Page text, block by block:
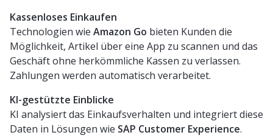
Kassenloses Einkaufen
Technologien wie Amazon Go bieten Kunden die
Möglichkeit, Artikel über eine App zu scannen und das
Geschäft ohne herkömmliche Kassen zu verlassen.
Zahlungen werden automatisch verarbeitet.
KI-gestützte Einblicke
KI analysiert das Einkaufsverhalten und integriert diese
Daten in Lösungen wie SAP Customer Experience.